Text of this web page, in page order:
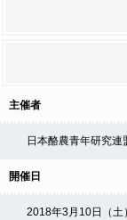
主催者
日本酪農青年研究
開催日
2018年3月10日（